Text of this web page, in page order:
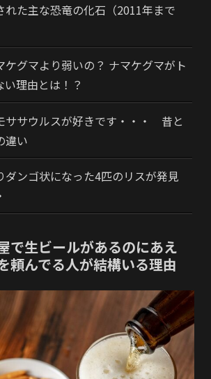
れた主な恐竜の化石（2011年まで
ケグマより弱いの？ ナマケグマがト
い理由とは！？
ササウルスが好きです・・・ 昔と
違い
ダンゴ状になった4匹のリスが発見
で生ビールがあるのにあえ
頼んでる人が結構いる理由